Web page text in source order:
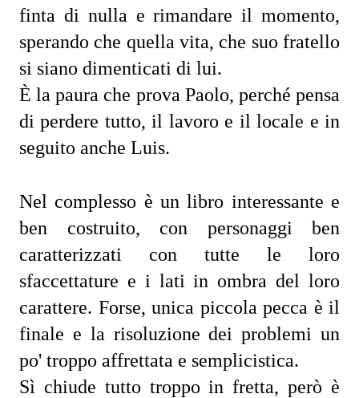
finta di nulla e rimandare il momento,
sperando che quella vita, che suo fratello
si siano dimenticati di lui.
È la paura che prova Paolo, perché pensa
di perdere tutto, il lavoro e il locale e in
seguito anche Luis.
Nel complesso è un libro interessante e
ben costruito, con personaggi ben
caratterizzati con tutte le loro
sfaccettature e i lati in ombra del loro
carattere. Forse, unica piccola pecca è il
finale e la risoluzione dei problemi un
po' troppo affrettata e semplicistica.
Sì chiude tutto troppo in fretta, però è